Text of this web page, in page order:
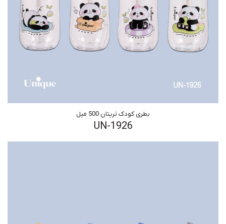
بطری کودک تریتان 500 میل
UN-1926